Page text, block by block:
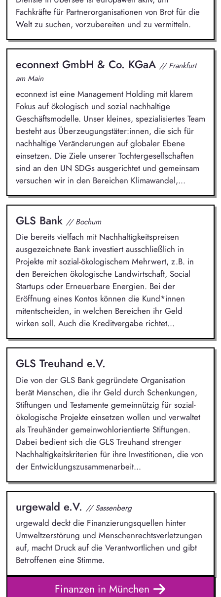
Fachkräfte für Partnerorganisationen von Brot für die
Welt zu suchen, vorzubereiten und zu vermitteln.
econnext GmbH & Co. KGaA // Frankfurt
am Main
econnext ist eine Management Holding mit klarem
Fokus auf ökologisch und sozial nachhaltige
Geschäftsmodelle. Unser kleines, spezialisiertes Team
besteht aus Überzeugungstäter:innen, die sich für
nachhaltige Veränderungen auf globaler Ebene
einsetzen. Die Ziele unserer Tochtergesellschaften
sind an den UN SDGs ausgerichtet und gemeinsam
versuchen wir in den Bereichen Klimawandel,...
GLS Bank // Bochum
Die bereits vielfach mit Nachhaltigkeitspreisen
ausgezeichnete Bank investiert ausschließlich in
Projekte mit sozial-ökologischem Mehrwert, z.B. in
den Bereichen ökologische Landwirtschaft, Social
Startups oder Erneuerbare Energien. Bei der
Eröffnung eines Kontos können die Kund*innen
mitentscheiden, in welchen Bereichen ihr Geld
wirken soll. Auch die Kreditvergabe richtet...
GLS Treuhand e.V.
Die von der GLS Bank gegründete Organisation
berät Menschen, die ihr Geld durch Schenkungen,
Stiftungen und Testamente gemeinnützig für sozial-
ökologische Projekte einsetzen wollen und verwaltet
als Treuhänder gemeinwohlorientierte Stiftungen.
Dabei bedient sich die GLS Treuhand strenger
Nachhaltigkeitskriterien für ihre Investitionen, die von
der Entwicklungszusammenarbeit...
urgewald e.V. // Sassenberg
urgewald deckt die Finanzierungsquellen hinter
Umweltzerstörung und Menschenrechtsverletzungen
auf, macht Druck auf die Verantwortlichen und gibt
Betroffenen eine Stimme.
Finanzen in München